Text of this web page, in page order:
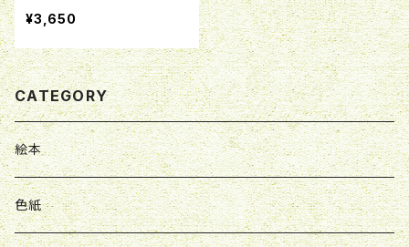
¥3,650
CATEGORY
絵本
色紙